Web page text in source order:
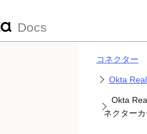
Docs
コネクター
Okta
Okta
ネクター